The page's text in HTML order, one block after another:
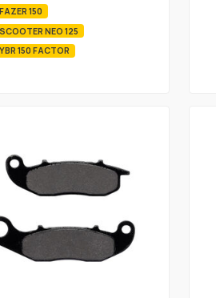
FAZER 150
SCOOTER NEO 125
YBR 150 FACTOR